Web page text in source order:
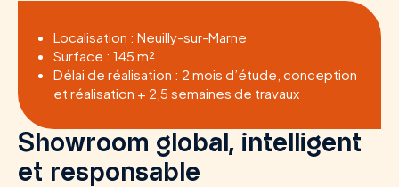
Showroom global, intelligent
et responsable
Localisation : Neuilly-sur-Marne
Surface : 145 m²
Délai de réalisation : 2 mois d’étude, conception
et réalisation + 2,5 semaines de travaux